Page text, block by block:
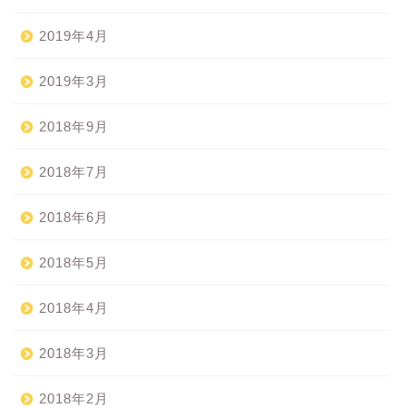
2019年4月
2019年3月
2018年9月
2018年7月
2018年6月
2018年5月
2018年4月
2018年3月
2018年2月